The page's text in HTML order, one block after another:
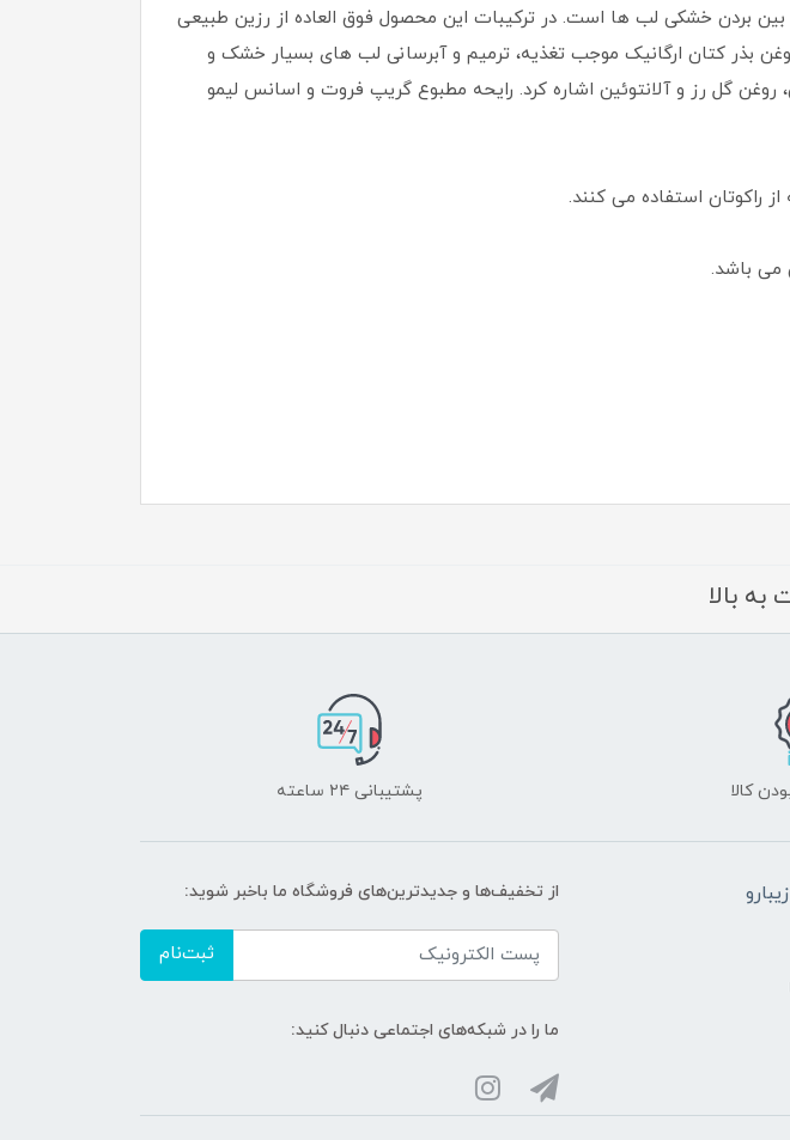
بردن خشکی لب ها است. در ترکیبات این محصول فوق العاده از رزین طبیعی
بذر کتان ارگانیک موجب تغذیه، ترمیم و آبرسانی لب های بسیار خشک و
گل رز و آلانتوئین اشاره کرد. رایحه مطبوع گریپ فروت و اسانس لیمو
راکوتان استفاده می کنند.
بالا
کالا پشتیبانی ۲۴ ساعته
از تخفیف‌ها و جدیدترین‌های فروشگاه ما باخبر شوید:
ثبت‌نام
ما را در شبکه‌های اجتماعی دنبال کنید: